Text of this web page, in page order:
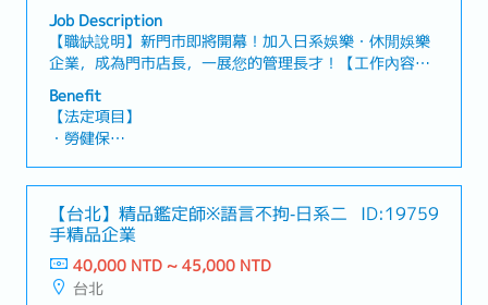
Job Description
【職缺說明】新門市即將開幕！加入日系娛樂・休閒娛樂
企業，成為門市店長，一展您的管理長才！【工作內容】
➤門市例行工作・每日開閉店作業・進貨、搬貨、補貨・
機台故障排除及維修・顧客應對及客訴處理・百貨樓管應
對➤門市運營及管理・定期報表整理，彙報並分析每月業
績狀況・計時人員招募、排班及管理・庫存及金錢管理・
周邊市場調查及競合廠商分析・總公司聯繫及交辦事項處
Benefit
【法定項目】
・勞健保
・各種休假（特別休假、婚假、喪假、生理假、產檢假、
陪產假、產假、育嬰假）
・退休金
【公司福利】
・年終獎金（*視公司營運而定，過往平均1~2個月）
【台北】精品鑑定師※語言不拘‐日系二
手精品企業
ID:19759
40,000 NTD ~ 45,000 NTD
台北